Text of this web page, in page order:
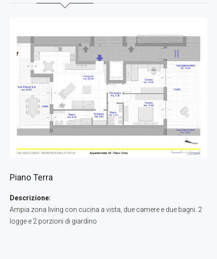
Piano Terra
Descrizione:
Ampia zona living con cucina a vista, due camere e due bagni. 2
logge e 2 porzioni di giardino